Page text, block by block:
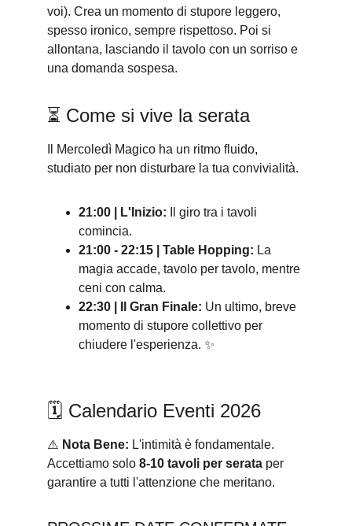
voi). Crea un momento di stupore leggero,
spesso ironico, sempre rispettoso. Poi si
allontana, lasciando il tavolo con un sorriso e
una domanda sospesa.
⏳ Come si vive la serata
Il Mercoledì Magico ha un ritmo fluido,
studiato per non disturbare la tua convivialità.
21:00 | L'Inizio: Il giro tra i tavoli
comincia.
21:00 - 22:15 | Table Hopping: La
magia accade, tavolo per tavolo, mentre
ceni con calma.
22:30 | Il Gran Finale: Un ultimo, breve
momento di stupore collettivo per
chiudere l'esperienza. ✨
🗓️ Calendario Eventi 2026
⚠️ Nota Bene: L'intimità è fondamentale.
Accettiamo solo 8-10 tavoli per serata per
garantire a tutti l'attenzione che meritano.